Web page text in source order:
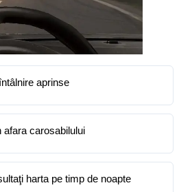
aprinse
afara carosabilului
harta pe timp de noapte